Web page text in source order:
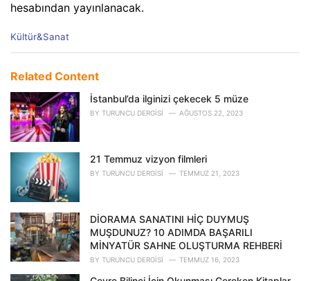
hesabından yayınlanacak.
C
e
o
r
i
e
Kültür&Sanat
Related Content
İstanbul’da ilginizi çekecek 5 müze
BY TURUNCU DERGISI AĞUSTOS 22, 2023
21 Temmuz vizyon filmleri
BY TURUNCU DERGISI TEMMUZ 21, 2023
DİORAMA SANATINI HİÇ DUYMUŞ
MUŞDUNUZ? 10 ADIMDA BAŞARILI
MİNYATÜR SAHNE OLUŞTURMA REHBERİ
BY TURUNCU DERGISI TEMMUZ 16, 2023